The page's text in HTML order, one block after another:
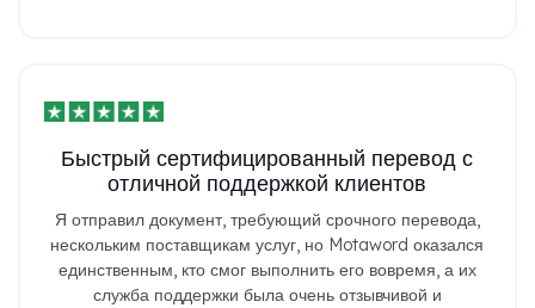
Быстрый сертифицированный перевод с
отличной поддержкой клиентов
Я отправил документ, требующий срочного перевода,
нескольким поставщикам услуг, но Motaword оказался
единственным, кто смог выполнить его вовремя, а их
служба поддержки была очень отзывчивой и